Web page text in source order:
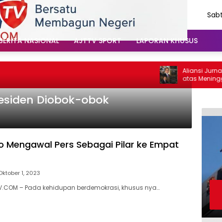
NASIONAL AJTTV SPORT LAPORAN KHUSUS
Aliansi Jurnalis
atas
Santoso:
Diobok-obok
Mengawal Pers Sebagai Pilar ke Empat
1, 2023
– Pada kehidupan berdemokrasi, khusus nya…